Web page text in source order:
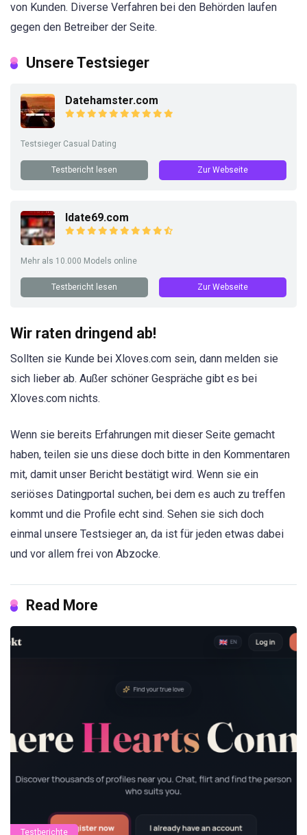
von Kunden. Diverse Verfahren bei den Behörden laufen
gegen den Betreiber der Seite.
Unsere Testsieger
Datehamster.com
Testsieger Casual Dating
Testbericht lesen Zur Webseite
Idate69.com
Mehr als 10.000 Models online
Testbericht lesen Zur Webseite
Wir raten dringend ab!
Sollten sie Kunde bei Xloves.com sein, dann melden sie
sich lieber ab. Außer schöner Gespräche gibt es bei
Xloves.com nichts.
Wenn sie bereits Erfahrungen mit dieser Seite gemacht
haben, teilen sie uns diese doch bitte in den Kommentaren
mit, damit unser Bericht bestätigt wird. Wenn sie ein
seriöses Datingportal suchen, bei dem es auch zu treffen
kommt und die Profile echt sind. Sehen sie sich doch
einmal unsere Testsieger an, da ist für jeden etwas dabei
und vor allem frei von Abzocke.
Read More
Testberichte